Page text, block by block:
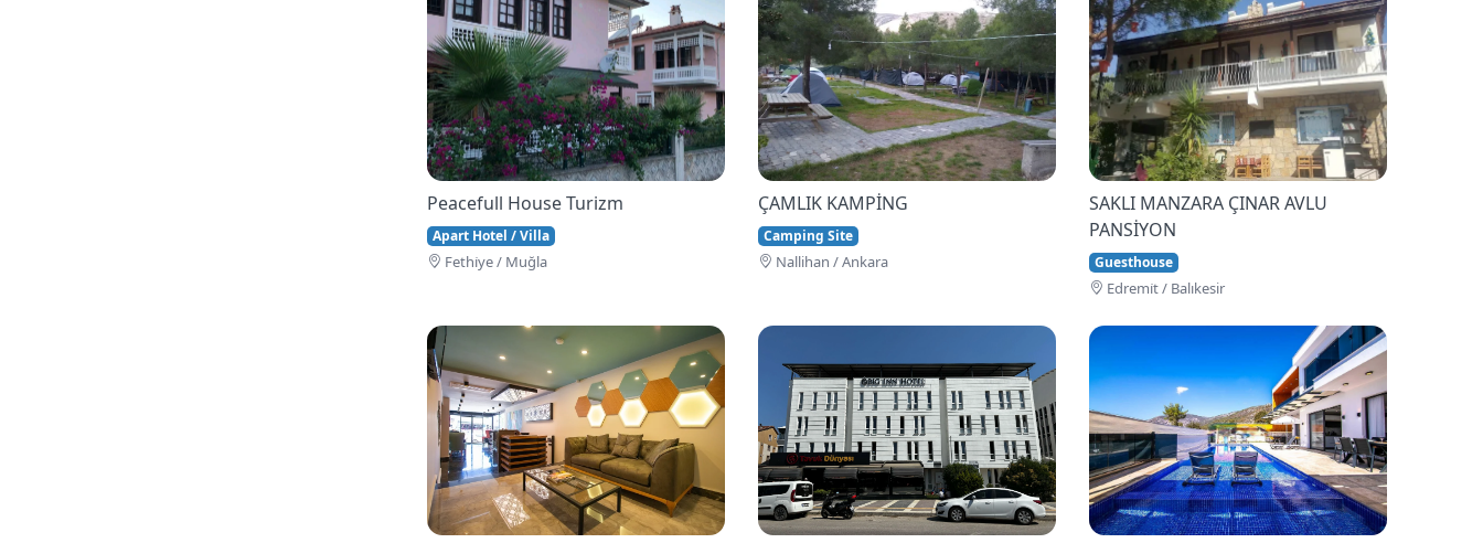
Peacefull House Turizm
Apart Hotel / Villa
Fethi̇ye / Muğla
ÇAMLIK KAMPİNG
Camping Site
Nallihan / Ankara
SAKLI MANZARA ÇINAR AVLU
PANSİYON
Guesthouse
Edremi̇t / Balıkesir